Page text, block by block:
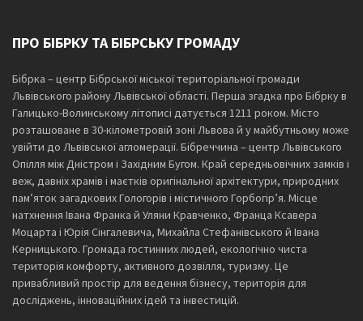
ПРО БІБРКУ ТА БІБРСЬКУ ГРОМАДУ
Бібрка – центр Бібрської міської територіальної громади
Львівського району Львівської області. Перша згадка про Бібрку в
Галицько-Волинському літописі датується 1211 роком. Місто
розташоване в 30-кілометровій зоні Львова й у майбутньому може
увійти до Львівської агломерації. Бібреччина – центр Львівського
Опілля між Дністром і Західним Бугом. Край середньовічних замків і
веж, давніх храмів і маєтків оригінальної архітектури, природних
пам’яток загадкових Гологорів і містичного Горбогір’я. Місце
натхнення Івана Франка й Уляни Кравченко, Франца Ксавера
Моцарта і Юрія Сінгалевича, Михайла Стефанівського й Івана
Керницького. Громада гостинних людей, екологічно чиста
територія комфорту, активного дозвілля, туризму. Це
привабливий простір для ведення бізнесу, територія для
досліджень, інноваційних ідей та інвестицій.